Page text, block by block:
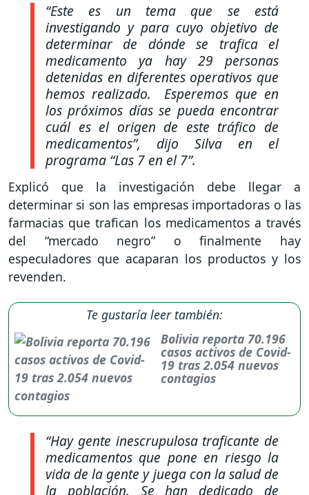
“Este es un tema que se está
investigando y para cuyo objetivo de
determinar de dónde se trafica el
medicamento ya hay 29 personas
detenidas en diferentes operativos que
hemos realizado. Esperemos que en
los próximos días se pueda encontrar
cuál es el origen de este tráfico de
medicamentos”, dijo Silva en el
programa “Las 7 en el 7”.
Explicó que la investigación debe llegar a
determinar si son las empresas importadoras o las
farmacias que trafican los medicamentos a través
del “mercado negro” o finalmente hay
especuladores que acaparan los productos y los
revenden.
Te gustaría leer también:
Bolivia reporta 70.196
casos activos de Covid-
19 tras 2.054 nuevos
contagios
“Hay gente inescrupulosa traficante de
medicamentos que pone en riesgo la
vida de la gente y juega con la salud de
la población. Se han dedicado de